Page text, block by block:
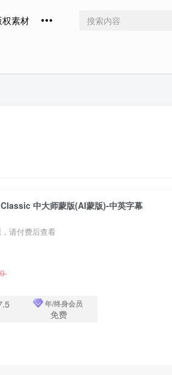
素材
中大师蒙版(AI蒙版)-中英字幕
请付费后查看
年/终身会员
免费